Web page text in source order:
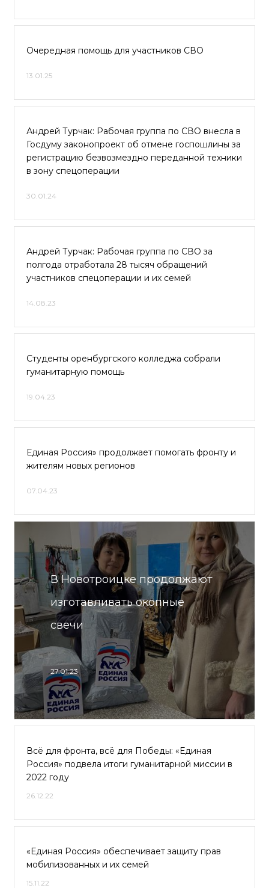
Очередная помощь для участников СВО
13.01.25
Андрей Турчак: Рабочая группа по СВО внесла в
Госдуму законопроект об отмене госпошлины за
регистрацию безвозмездно переданной техники
в зону спецоперации
30.01.24
Андрей Турчак: Рабочая группа по СВО за
полгода отработала 28 тысяч обращений
участников спецоперации и их семей
14.08.23
Студенты оренбургского колледжа собрали
гуманитарную помощь
19.04.23
Единая Россия» продолжает помогать фронту и
жителям новых регионов
07.04.23
В Новотроицке продолжают
изготавливать окопные
свечи
27.01.23
Всё для фронта, всё для Победы: «Единая
Россия» подвела итоги гуманитарной миссии в
2022 году
26.12.22
«Единая Россия» обеспечивает защиту прав
мобилизованных и их семей
15.11.22